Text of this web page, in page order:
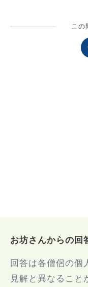
この
お坊さんからの回
回答は各僧侶の個
見解と異なること